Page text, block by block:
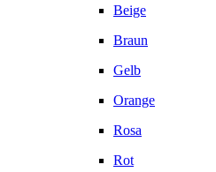
Beige
Braun
Gelb
Orange
Rosa
Rot